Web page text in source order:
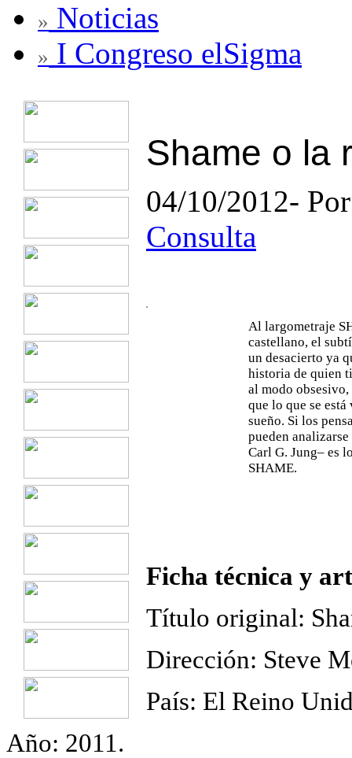
» Noticias
» I Congreso elSigma
Shame o la
04/10/2012-
Consulta
Al largometraje
castellano, el
un desacierto ya
historia de quien
al modo obsesivo,
que lo que se
sueño. Si los
pueden
Carl G. Jung– es
SHAME.
Ficha técnica y
Título original:
Dirección: Steve
País: El Reino
Año: 2011.